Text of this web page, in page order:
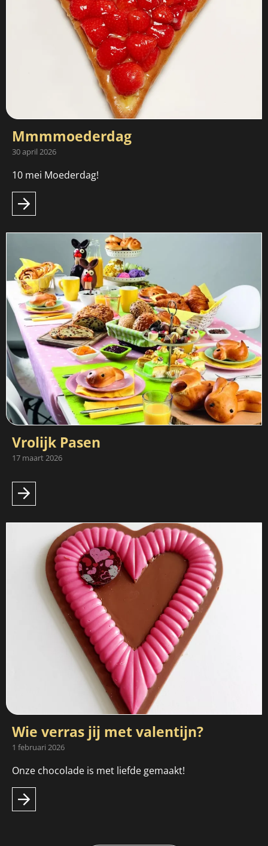
Mmmmoederdag
30 april 2026
10 mei Moederdag!
Vrolijk Pasen
17 maart 2026
Wie verras jij met valentijn?
1 februari 2026
Onze chocolade is met liefde gemaakt!